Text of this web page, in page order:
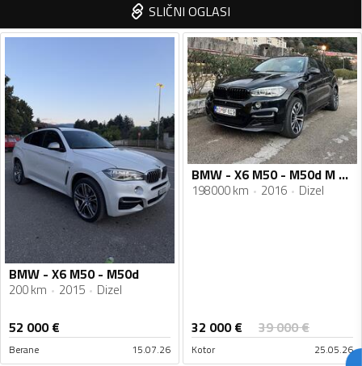
SLIČNI OGLASI
BMW - X6 M50 - M50d
200 km 2015 Dizel
52 000€
Berane 15.07.26
BMW - X6 M50 - M50d M performance
198000 km 2016 Dizel
32 000€ 39 000€
Kotor 25.05.26